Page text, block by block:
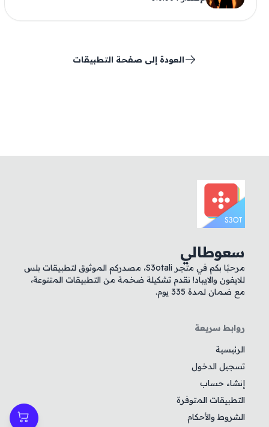
العودة إلى صفحة التطبيقات
سعوطالي
مرحبًا بكم في متجر S3otali، مصدركم الموثوق لتطبيقات بلس
للايفون والايباد! نقدم تشكيلة ضخمة من التطبيقات المتنوعة،
مع ضمان لمدة 335 يوم.
روابط سريعة
الرئيسية
تسجيل الدخول
إنشاء حساب
التطبيقات المتوفرة
الشروط والأحكام